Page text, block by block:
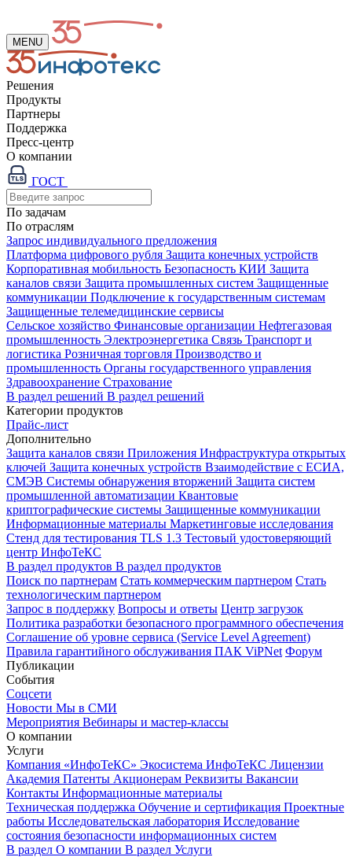
MENU
Решения
Продукты
Партнеры
Поддержка
Пресс-центр
О компании
ГОСТ
По задачам
По отраслям
Запрос индивидуального предложения
Платформа цифрового рубля Защита конечных устройств
Корпоративная мобильность Безопасность КИИ Защита
каналов связи Защита промышленных систем Защищенные
коммуникации Подключение к государственным системам
Защищенные телемедицинские сервисы
Сельское хозяйство Финансовые организации Нефтегазовая
промышленность Электроэнергетика Связь Транспорт и
логистика Розничная торговля Производство и
промышленность Органы государственного управления
Здравоохранение Страхование
В раздел решений В раздел решений
Категории продуктов
Прайс-лист
Дополнительно
Защита каналов связи Приложения Инфраструктура открытых
ключей Защита конечных устройств Взаимодействие с ЕСИА,
СМЭВ Системы обнаружения вторжений Защита систем
промышленной автоматизации Квантовые
криптографические системы Защищенные коммуникации
Информационные материалы Маркетинговые исследования
Стенд для тестирования TLS 1.3 Тестовый удостоверяющий
центр ИнфоТеКС
В раздел продуктов В раздел продуктов
Поиск по партнерам Стать коммерческим партнером Стать
технологическим партнером
Запрос в поддержку Вопросы и ответы Центр загрузок
Политика разработки безопасного программного обеспечения
Соглашение об уровне сервиса (Service Level Agreement)
Правила гарантийного обслуживания ПАК ViPNet Форум
Публикации
События
Соцсети
Новости Мы в СМИ
Мероприятия Вебинары и мастер-классы
О компании
Услуги
Компания «ИнфоТеКС» Экосистема ИнфоТеКС Лицензии
Академия Патенты Акционерам Реквизиты Вакансии
Контакты Информационные материалы
Техническая поддержка Обучение и сертификация Проектные
работы Исследовательская лаборатория Исследование
состояния безопасности информационных систем
В раздел О компании В раздел Услуги